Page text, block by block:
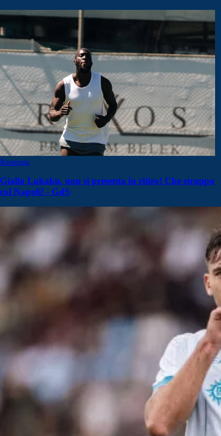
Rassegna
Giallo Lukaku, non si presenta in ritiro! Che strappo
col Napoli! - GdS